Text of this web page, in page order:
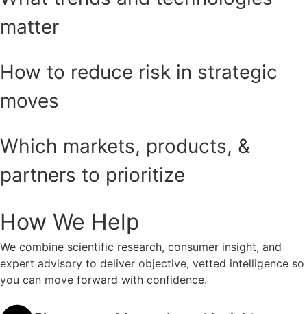
matter
How to reduce risk in strategic
moves
Which markets, products, &
partners to prioritize
How We Help
We combine scientific research, consumer insight, and
expert advisory to deliver objective, vetted intelligence so
you can move forward with confidence.